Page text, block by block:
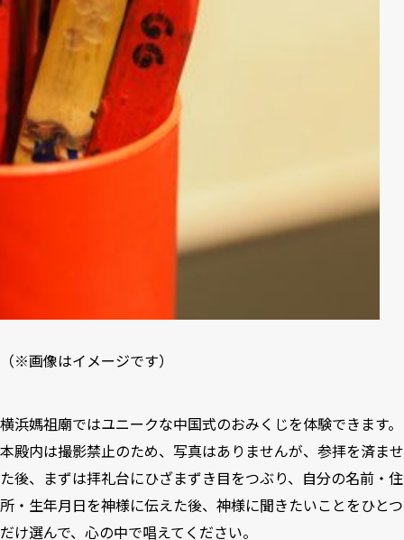
（※画像はイメージです）
横浜媽祖廟ではユニークな中国式のおみくじを体験できます。
本殿内は撮影禁止のため、写真はありませんが、参拝を済ませ
た後、まずは拝礼台にひざまずき目をつぶり、自分の名前・住
所・生年月日を神様に伝えた後、神様に聞きたいことをひとつ
だけ選んで、心の中で唱えてください。